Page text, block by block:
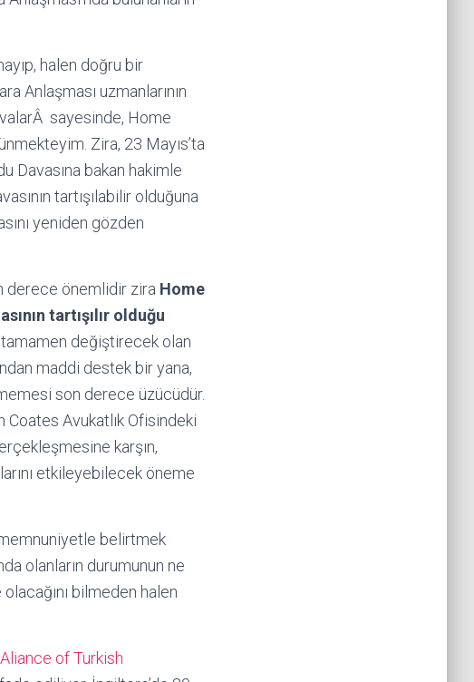
halen doğru bir
Anlaşması uzmanlarının
sayesinde, Home
Zira, 23 Mayıs’ta
Davasına bakan hakimle
tartışılabilir olduğuna
yeniden gözden
derece önemlidir zira Home
tartışılır olduğu
tamamen değiştirecek olan
maddi destek bir yana,
son derece üzücüdür.
Avukatlık Ofisindeki
karşın,
etkileyebilecek öneme
memnuniyetle belirtmek
olanların durumunun ne
bilmeden halen
Aliance of Turkish